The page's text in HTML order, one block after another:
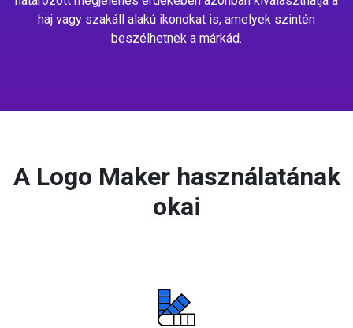
haj vagy szakáll alakú ikonokat is, amelyek szintén
beszélhetnek a márkád.
A Logo Maker használatának
okai